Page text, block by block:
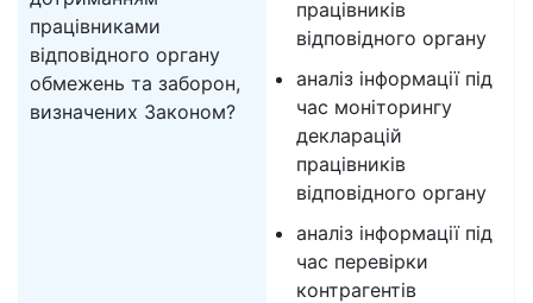
працівниками
відповідного органу
обмежень та заборон,
визначених Законом?
працівників
відповідного органу
аналіз інформації під
час моніторингу
декларацій
працівників
відповідного органу
аналіз інформації під
час перевірки
контрагентів